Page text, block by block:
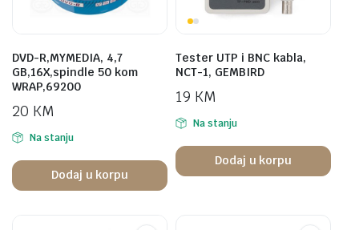
DVD-R,MYMEDIA, 4,7
GB,16X,spindle 50 kom
WRAP,69200
20 KM
Na stanju
Dodaj u korpu
Tester UTP i BNC kabla,
NCT-1, GEMBIRD
19 KM
Na stanju
Dodaj u korpu